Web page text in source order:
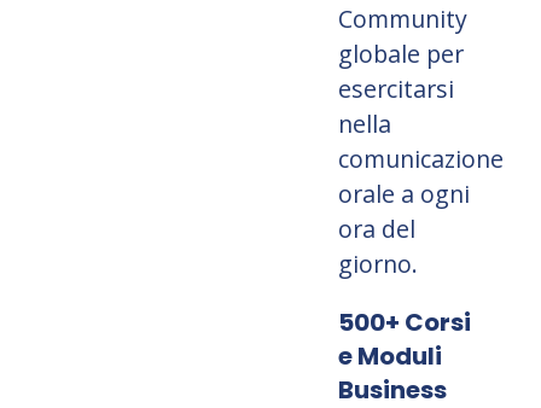
Community
globale per
esercitarsi
nella
comunicazione
orale a ogni
ora del
giorno.
500+ Corsi
e Moduli
Business